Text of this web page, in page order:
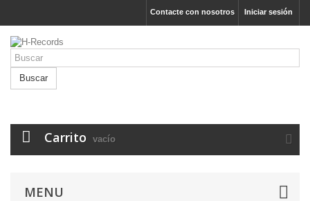
Iniciar sesión
Contacte con nosotros
Buscar
Carrito vacío
MENU